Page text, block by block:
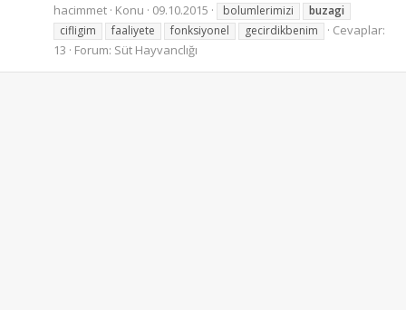
hacimmet Konu 09.10.2015 bolumlerimizi
buzagi
cifligim
faaliyete fonksiyonel gecirdikbenim
Cevaplar:
13
Forum: Süt Hayvanclığı